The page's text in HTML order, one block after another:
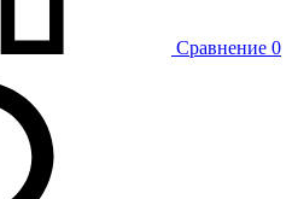
Сравнение 0